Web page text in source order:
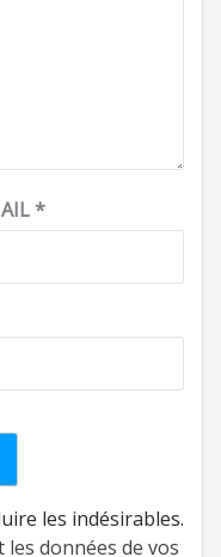
*
les indésirables.
données de vos